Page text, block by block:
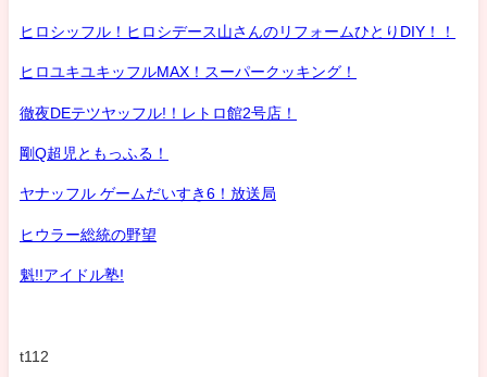
ヒロシッフル！ヒロシデース山さんのリフォームひとりDIY！！
ヒロユキユキッフルMAX！スーパークッキング！
徹夜DEテツヤッフル!！レトロ館2号店！
剛Q超児ともっふる！
ヤナッフル ゲームだいすき6！放送局
ヒウラー総統の野望
魁!!アイドル塾!
t112